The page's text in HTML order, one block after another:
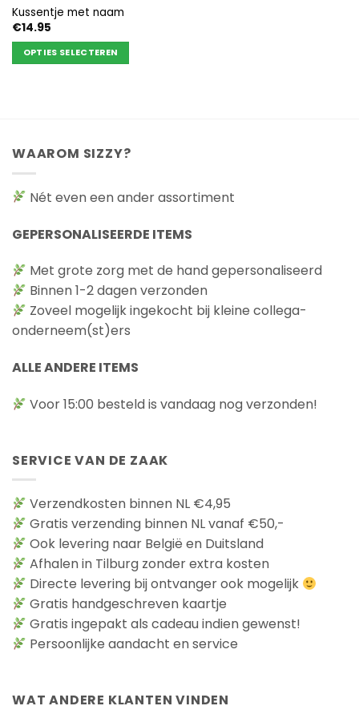
Kussentje met naam
€14.95
OPTIES SELECTEREN
Deze
optie
kan
gekozen
op
productpagina
WAAROM SIZZY?
Nét even een ander assortiment
GEPERSONALISEERDE ITEMS
Met grote zorg met de hand gepersonaliseerd
Binnen 1-2 dagen verzonden
Zoveel mogelijk ingekocht bij kleine collega-
onderneem(st)ers
ALLE ANDERE ITEMS
Voor 15:00 besteld is vandaag nog verzonden!
SERVICE VAN DE ZAAK
Verzendkosten binnen NL €4,95
Gratis verzending binnen NL vanaf €50,-
Ook levering naar België en Duitsland
Afhalen in Tilburg zonder extra kosten
Directe levering bij ontvanger ook mogelijk
Gratis handgeschreven kaartje
Gratis ingepakt als cadeau indien gewenst!
Persoonlijke aandacht en service
WAT ANDERE KLANTEN VINDEN